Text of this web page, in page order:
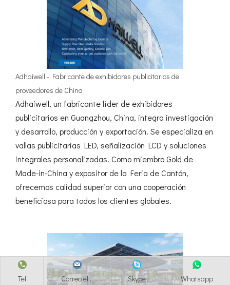
Adhaiwell - Fabricante de exhibidores publicitarios de
proveedores de China
Adhaiwell, un fabricante líder de exhibidores
publicitarios en Guangzhou, China, integra investigación
y desarrollo, producción y exportación. Se especializa en
vallas publicitarias LED, señalización LCD y soluciones
integrales personalizadas. Como miembro Gold de
Made-in-China y expositor de la Feria de Cantón,
ofrecemos calidad superior con una cooperación
beneficiosa para todos los clientes globales.
Tel Correo el... Skype Whatsapp